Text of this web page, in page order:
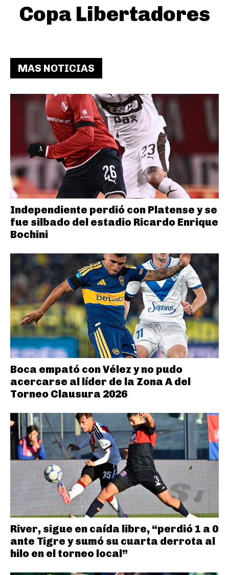
Copa Libertadores
MAS NOTICIAS
Independiente perdió con Platense y se
fue silbado del estadio Ricardo Enrique
Bochini
Boca empató con Vélez y no pudo
acercarse al líder de la Zona A del
Torneo Clausura 2026
River, sigue en caída libre, “perdió 1 a 0
ante Tigre y sumó su cuarta derrota al
hilo en el torneo local”